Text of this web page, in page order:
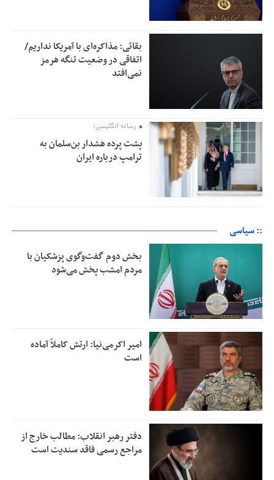
بقائی: مذاکره‌ای با آمریکا نداریم/
اتفاقی در وضعیت تنگه هرمز
نمی‌افتد
رسانه انگلیسی؛
پشت پرده هشدار بن‌سلمان به
ترامپ درباره ایران
:: سیاسی
بخش دوم گفت‌وگوی پزشکیان با
مردم امشب پخش می‌شود
امیر اکرمی‌نیا: ارتش کاملاً آماده
است
دفتر رهبر انقلاب: مطالب خارج از
مراجع رسمی فاقد سندیت است